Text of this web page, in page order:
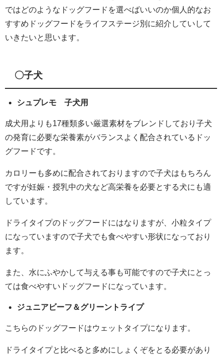
ではどのようなドッグフードを選べばいいのか個人的なお
すすめドッグフードをライフステージ別に紹介していして
いきたいと思います。
〇子犬
シュプレモ 子犬用
成犬用よりも17種類多い厳選素材をブレンドしており子犬
の発育に必要な栄養素がバランスよく配合されているドッ
グフードです。
カロリーも多めに配合されておりますので子犬はもちろん
ですが妊娠・授乳中の犬など高栄養を必要とする犬にも適
しています。
ドライタイプのドッグフードにはなりますが、小粒タイプ
になっていますので子犬でも食べやすい形状になっており
ます。
また、水にふやかして与える事も可能ですので子犬にとっ
ては食べやすいドッグフードになっています。
ジュニアビーフ＆グリーントライプ
こちらのドッグフードはウェットタイプになります。
ドライタイプと比べると多めにしょくぞをとる必要があり